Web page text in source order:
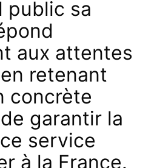
public sa
aux attentes
retenant
concrète
garantir la
service
à la France.